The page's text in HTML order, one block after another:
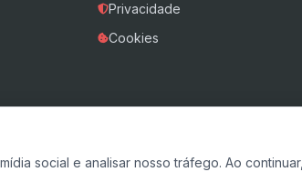
Privacidade
Cookies
social e analisar nosso tráfego. Ao continuar,